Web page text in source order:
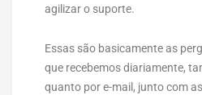
agilizar o suporte.
Essas são basicamente as
que recebemos diariamente,
quanto por e-mail, junto com